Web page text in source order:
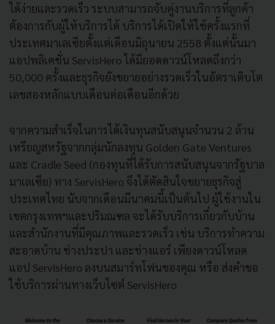
ได้ง่ายและรวดเร็ว ระบบสามารถจับคู่งานบริการที่ลูกค้า
ต้องการกับผู้ให้บริการได้ บริการได้เปิดให้ใช้ครั้งแรกที่
ประเทศมาเลเซียตั้งแต่เดือนมิถุนายน 2558 ตั้งแต่นั้นมา
แอปพลิเคชั่น ServisHero ได้มียอดดาวน์โหลดถึงกว่า
50,000 ครั้งและธุรกิจยังขยายอย่างรวดเร็วในอัตราเติบโต
เลขสองหลักแบบเดือนต่อเดือนอีกด้วย
จากความสำเร็จในการได้เงินทุนสนับสนุนจำนวน 2 ล้าน
เหรียญสหรัฐจากกลุ่มนักลงทุน Golden Gate Ventures
และ Cradle Seed (กองทุนที่ได้รับการสนับสนุนจากรัฐบาล
มาเลเซีย) ทาง ServisHero จึงได้ตัดสินใจขยายธุรกิจสู่
ประเทศไทย นับจากเดือนมีนาคมนี้เป็นต้นไป ผู้ใช้งานใน
เขตกรุงเทพฯและปริมณฑล จะได้รับบริการเกี่ยวกับบ้าน
และสำนักงานที่มีคุณภาพและรวดเร็ว เช่น บริการทำความ
สะอาดบ้าน ช่างประปา และช่างแอร์ เพียงดาวน์โหลด
แอป ServisHero ลงบนสมาร์ทโฟนของคุณ หรือ ส่งคำขอ
ใช้บริการผ่านทางเว็บไซต์ ServisHero